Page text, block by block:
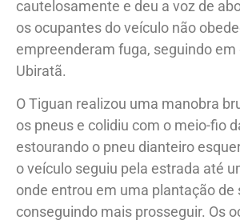
cautelosamente e deu a voz de
os ocupantes do veículo não
empreenderam fuga, seguindo em
O Tiguan realizou uma manobra
os pneus e colidiu com o meio-fio
estourando o pneu dianteiro
o veículo seguiu pela estrada até
onde entrou em uma plantação de